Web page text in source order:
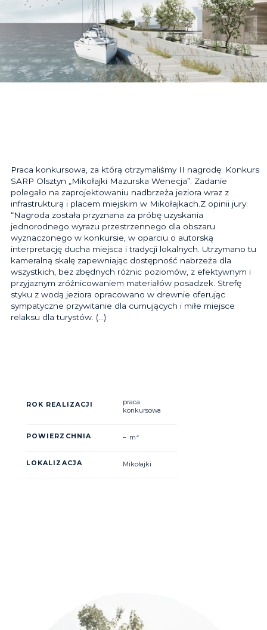
Praca konkursowa, za którą otrzymaliśmy II nagrodę: Konkurs
SARP Olsztyn „Mikołajki Mazurska Wenecja”. Zadanie
polegało na zaprojektowaniu nadbrzeża jeziora wraz z
infrastrukturą i placem miejskim w Mikołajkach.Z opinii jury:
“Nagroda została przyznana za próbę uzyskania
jednorodnego wyrazu przestrzennego dla obszaru
wyznaczonego w konkursie, w oparciu o autorską
interpretację ducha miejsca i tradycji lokalnych. Utrzymano tu
kameralną skalę zapewniając dostępność nabrzeża dla
wszystkich, bez zbędnych różnic poziomów, z efektywnym i
przyjaznym zróżnicowaniem materiałów posadzek. Strefę
styku z wodą jeziora opracowano w drewnie oferując
sympatyczne przywitanie dla cumujących i miłe miejsce
relaksu dla turystów. (…)
ROK REALIZACJI
praca
konkursowa
POWIERZCHNIA – m²
LOKALIZACJA Mikołajki